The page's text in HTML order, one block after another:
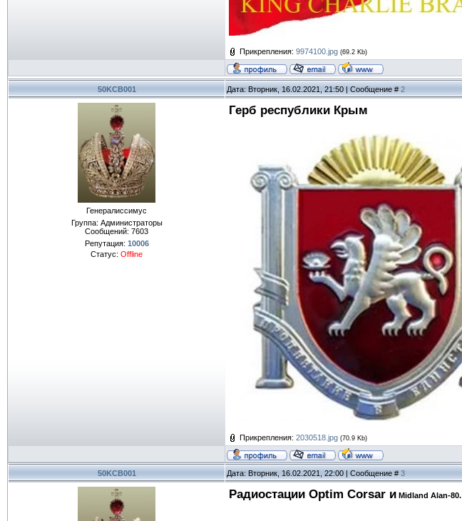
Прикрепления: 9974100.jpg (69.2 Kb)
50KCB001 Дата: Вторник, 16.02.2021, 21:50 | Сообщение # 2
Генералиссимус
Группа: Администраторы
Сообщений: 7603
Репутация: 10006
Статус: Offline
Герб республики Крым
Прикрепления: 2030518.jpg (70.9 Kb)
50KCB001 Дата: Вторник, 16.02.2021, 22:00 | Сообщение # 3
Радиостации Optim Corsar и Midland Alan-80.